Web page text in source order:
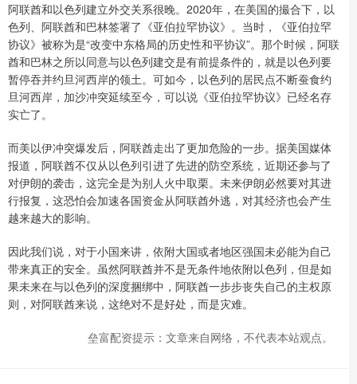
阿联酋和以色列建立外交关系很晚。2020年，在美国的撮合下，以
色列、阿联酋和巴林签署了《亚伯拉罕协议》。当时，《亚伯拉罕
协议》被称为是“改变中东格局的历史性和平协议”。那个时候，阿联
酋和巴林之所以同意与以色列建交是有前提条件的，就是以色列要
暂停吞并约旦河西岸的领土。可如今，以色列的居民点不断蚕食约
旦河西岸，加沙冲突延续至今，可以说《亚伯拉罕协议》已经名存
实亡了。
而美以伊冲突爆发后，阿联酋走出了更加危险的一步。据美国媒体
报道，阿联酋不仅从以色列引进了先进的防空系统，近期还参与了
对伊朗的袭击，这完全是为别人火中取栗。未来伊朗必然要对其进
行报复，这恐怕会加速各国资金从阿联酋外逃，对其经济也会产生
越来越大的影响。
因此我们说，对于小国来讲，依附大国或者地区强国未必能为自己
带来真正的安全。虽然阿联酋并不是无条件地依附以色列，但是如
果未来在与以色列的深度捆绑中，阿联酋一步步丧失自己的主权原
则，对阿联酋来说，这绝对不是好处，而是灾难。
垒富配资提示：文章来自网络，不代表本站观点。